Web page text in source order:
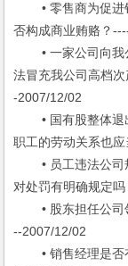
• 零售商为促进
否构成商业贿赂？
• 一家公司向我
法冒充我公司高档
-2007/12/02
• 国有股整体退
职工的劳动关系也
• 员工违法公司
对处罚有明确规定
• 股东担任公司
--2007/12/02
• 销售经理是否